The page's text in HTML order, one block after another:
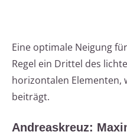
Eine optimale Neigung
Regel ein Drittel des
horizontalen Elementen,
beiträgt.
Andreaskreuz: